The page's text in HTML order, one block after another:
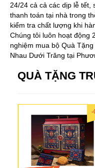
24/24 cả cả các dịp lễ tết,
thanh toán tại nhà trong
kiểm tra chất lượng khi
Chúng tôi luôn hoạt động
nghiệm mua bộ Quà
Nhau Dưới Trăng tại
QUÀ TẶNG
-